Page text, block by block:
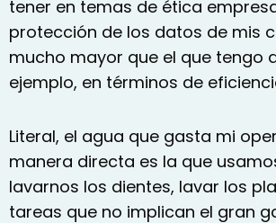
tener en temas de ética
protección de los datos de mis
mucho mayor que el que tengo
ejemplo, en términos de
Literal, el agua que gasta mi
manera directa es la que
lavarnos los dientes, lavar los
tareas que no implican el gran